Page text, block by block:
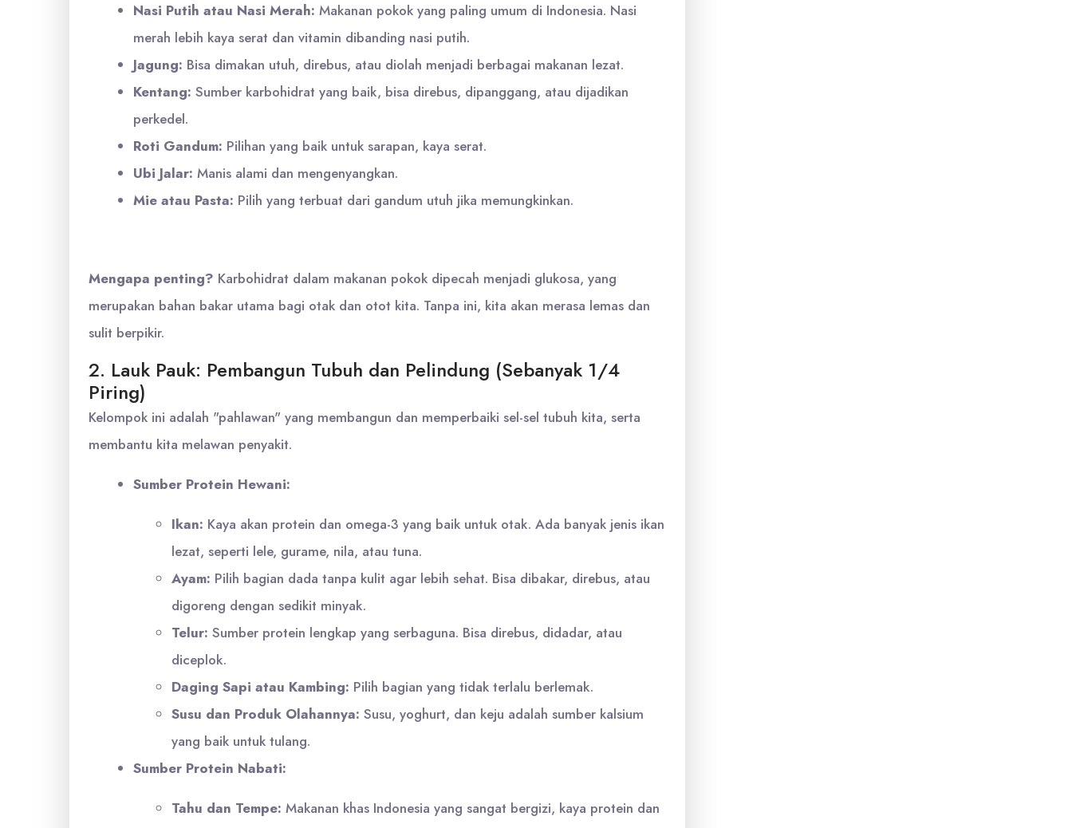
Nasi Putih atau Nasi Merah: Makanan pokok yang paling umum di Indonesia. Nasi
merah lebih kaya serat dan vitamin dibanding nasi putih.
Jagung: Bisa dimakan utuh, direbus, atau diolah menjadi berbagai makanan lezat.
Kentang: Sumber karbohidrat yang baik, bisa direbus, dipanggang, atau dijadikan
perkedel.
Roti Gandum: Pilihan yang baik untuk sarapan, kaya serat.
Ubi Jalar: Manis alami dan mengenyangkan.
Mie atau Pasta: Pilih yang terbuat dari gandum utuh jika memungkinkan.
Mengapa penting? Karbohidrat dalam makanan pokok dipecah menjadi glukosa, yang
merupakan bahan bakar utama bagi otak dan otot kita. Tanpa ini, kita akan merasa lemas dan
sulit berpikir.
2. Lauk Pauk: Pembangun Tubuh dan Pelindung (Sebanyak 1/4
Piring)
Kelompok ini adalah "pahlawan" yang membangun dan memperbaiki sel-sel tubuh kita, serta
membantu kita melawan penyakit.
Sumber Protein Hewani:
Ikan: Kaya akan protein dan omega-3 yang baik untuk otak. Ada banyak jenis ikan
lezat, seperti lele, gurame, nila, atau tuna.
Ayam: Pilih bagian dada tanpa kulit agar lebih sehat. Bisa dibakar, direbus, atau
digoreng dengan sedikit minyak.
Telur: Sumber protein lengkap yang serbaguna. Bisa direbus, didadar, atau
diceplok.
Daging Sapi atau Kambing: Pilih bagian yang tidak terlalu berlemak.
Susu dan Produk Olahannya: Susu, yoghurt, dan keju adalah sumber kalsium
yang baik untuk tulang.
Sumber Protein Nabati:
Tahu dan Tempe: Makanan khas Indonesia yang sangat bergizi, kaya protein dan